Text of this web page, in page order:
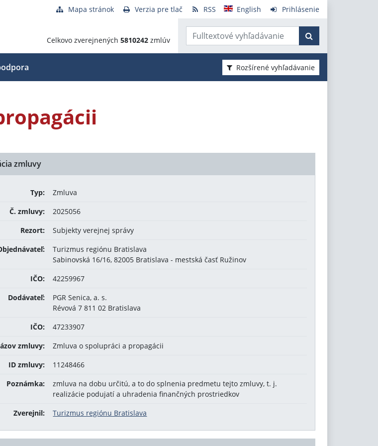
Mapa stránok Verzia pre tlač RSS English Prihlásenie
Celkovo zverejnených 5810242 zmlúv
Rozšírené vyhľadávanie
zmluvy
Typ:
Zmluva
Č. zmluvy:
2025056
Rezort:
Subjekty verejnej správy
Turizmus regiónu Bratislava
Sabinovská 16/16, 82005 Bratislava - mestská časť Ružinov
IČO:
42259967
Dodávateľ:
PGR Senica, a. s.
Révová 7 811 02 Bratislava
IČO:
47233907
zmluvy:
Zmluva o spolupráci a propagácii
ID zmluvy:
11248466
Poznámka:
zmluva na dobu určitú, a to do splnenia predmetu tejto zmluvy, t. j.
realizácie podujatí a uhradenia finančných prostriedkov
Zverejnil:
Turizmus regiónu Bratislava